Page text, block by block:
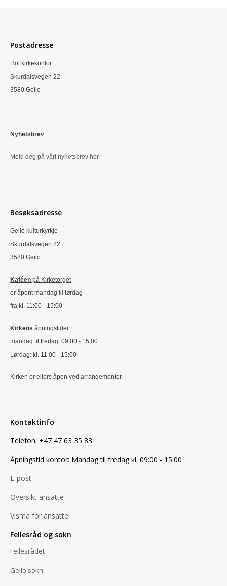
Postadresse
Hol kirkekontor
Skurdalsvegen 22
3580 Geilo
Nyhetsbrev
Meld deg på vårt nyhetsbrev her.
Besøksadresse
Geilo kulturkyrkje
Skurdalsvegen 22
3580 Geilo
Kaféen på Kirketorget
er åpent mandag til lørdag
fra kl. 11:00 - 15:00
Kirkens åpningstider
mandag til fredag: 09:00 - 15:00
Lørdag: kl. 11:00 - 15:00
Kirken er ellers åpen ved arrangementer.
Kontaktinfo
Telefon: +47 47 63 35 83
Åpningstid kontor: Mandag til fredag kl. 09:00 - 15:00
E-post
Oversikt ansatte
Visma for ansatte
Fellesråd og sokn
Fellesrådet
Geilo sokn